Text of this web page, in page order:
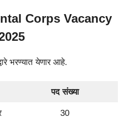
Corps Vacancy
भरण्यात येणार आहे.
पद संख्या
30